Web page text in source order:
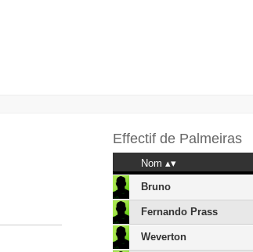
Effectif de Palmeiras
Nom
Bruno
Fernando Prass
Weverton